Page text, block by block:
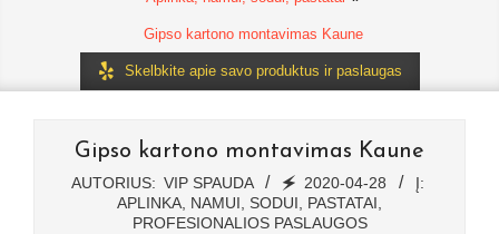
Gipso kartono montavimas Kaune
Skelbkite apie savo produktus ir paslaugas
Gipso kartono montavimas Kaune
AUTORIUS: VIP SPAUDA 🗲 2020-04-28
Į:
APLINKA, NAMUI, SODUI, PASTATAI,
PROFESIONALIOS PASLAUGOS